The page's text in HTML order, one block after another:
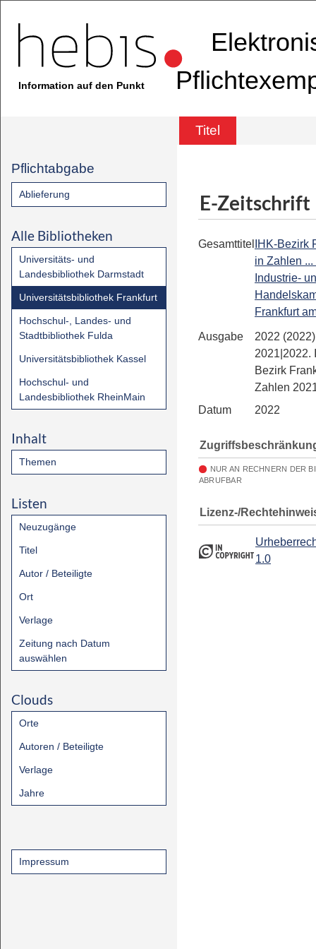
Information auf den Punkt
Titel
Pflichtabgabe
Ablieferung
Alle Bibliotheken
Universitäts- und
Landesbibliothek Darmstadt
Universitätsbibliothek Frankfurt
Hochschul-, Landes- und
Stadtbibliothek Fulda
Universitätsbibliothek Kassel
Hochschul- und
Landesbibliothek RheinMain
Inhalt
Themen
Listen
Neuzugänge
Titel
Autor / Beteiligte
Ort
Verlage
Zeitung nach Datum
auswählen
Clouds
Orte
Autoren / Beteiligte
Verlage
Jahre
Impressum
E-Zeitschrift
Gesamttitel IHK-Bezirk
in Zahlen ...
Industrie-
Frankfurt
Ausgabe
2022 (2022)
2021|2022.
Bezirk
Zahlen
Datum
2022
NUR AN RECHNERN DER
ABRUFBAR
Lizenz-/
1.0